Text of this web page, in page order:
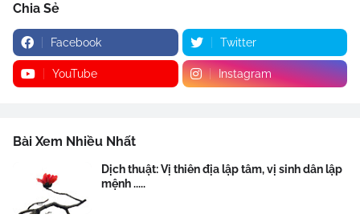
Chia Sẻ
Facebook Twitter
YouTube Instagram
Bài Xem Nhiều Nhất
Dịch thuật: Vị thiên địa lập tâm, vị sinh dân lập
mệnh .....